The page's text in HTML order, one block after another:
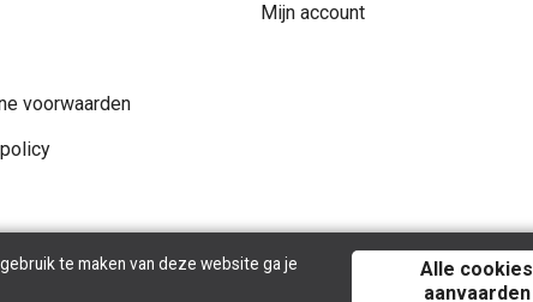
voorwaarden
Mijn account
te maken van deze website ga je
Alle cookies
aanvaarden